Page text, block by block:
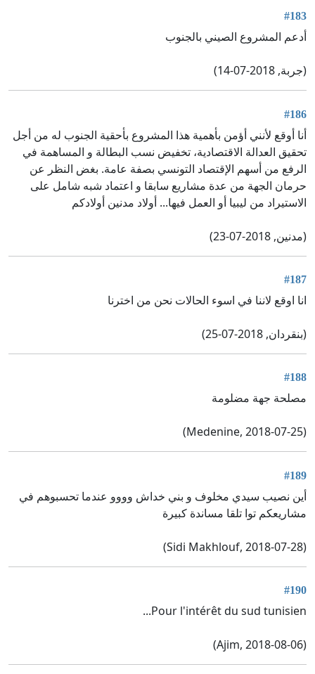
#183
أدعم المشروع الصيني بالجنوب
(جربة, 2018-07-14)
#186
أنا أوقع لأنني أؤمن بأهمية هذا المشروع بأحقية الجنوب له من أجل
تحقيق العدالة الاقتصادية، تخفيض نسب البطالة و المساهمة في
الرفع من أسهم الإقتصاد التونسي بصفة عامة. بغض النظر عن
حرمان الجهة من عدة مشاريع سابقا و اعتماد شبه شامل على
الاستيراد من ليبيا أو العمل فيها... أولاد مدنين أولادكم
(مدنين, 2018-07-23)
#187
انا اوقع لاننا في اسوء الحالات نحن من اخترنا
(بنقردان, 2018-07-25)
#188
مصلحة جهة مضلومة
(Medenine, 2018-07-25)
#189
أين نصيب سيدي مخلوف و بني خداش وووو عندما تحسبوهم في
مشاريعكم توا تلقا مساندة كبيرة
(Sidi Makhlouf, 2018-07-28)
#190
Pour l'intérêt du sud tunisien...
(Ajim, 2018-08-06)